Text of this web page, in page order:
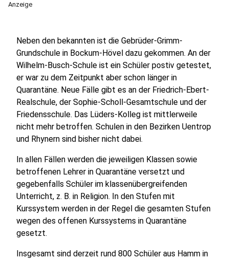
Anzeige
Neben den bekannten ist die Gebrüder-Grimm-
Grundschule in Bockum-Hövel dazu gekommen. An der
Wilhelm-Busch-Schule ist ein Schüler postiv getestet,
er war zu dem Zeitpunkt aber schon länger in
Quarantäne. Neue Fälle gibt es an der Friedrich-Ebert-
Realschule, der Sophie-Scholl-Gesamtschule und der
Friedensschule. Das Lüders-Kolleg ist mittlerweile
nicht mehr betroffen. Schulen in den Bezirken Uentrop
und Rhynern sind bisher nicht dabei.
In allen Fällen werden die jeweiligen Klassen sowie
betroffenen Lehrer in Quarantäne versetzt und
gegebenfalls Schüler im klassenübergreifenden
Unterricht, z. B. in Religion. In den Stufen mit
Kurssystem werden in der Regel die gesamten Stufen
wegen des offenen Kurssystems in Quarantäne
gesetzt.
Insgesamt sind derzeit rund 800 Schüler aus Hamm in